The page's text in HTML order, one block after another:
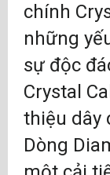
chính
những
sự độc
Crystal
thiệu dây
Dòng